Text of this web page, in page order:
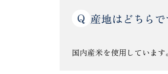
Q 産地はどちらで
国内産米を使用しています